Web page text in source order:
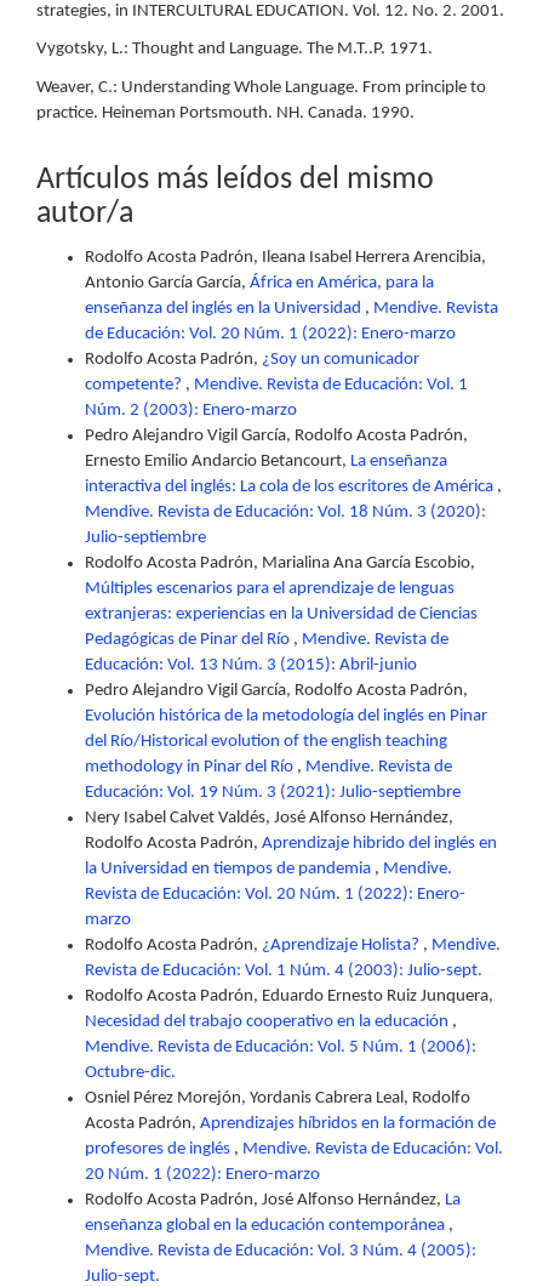
strategies, in INTERCULTURAL EDUCATION. Vol. 12. No. 2. 2001.
Vygotsky, L.: Thought and Language. The M.T..P. 1971.
Weaver, C.: Understanding Whole Language. From principle to
practice. Heineman Portsmouth. NH. Canada. 1990.
Artículos más leídos del mismo
autor/a
Rodolfo Acosta Padrón, Ileana Isabel Herrera Arencibia,
Antonio García García, África en América, para la
enseñanza del inglés en la Universidad , Mendive. Revista
de Educación: Vol. 20 Núm. 1 (2022): Enero-marzo
Rodolfo Acosta Padrón, ¿Soy un comunicador
competente? , Mendive. Revista de Educación: Vol. 1
Núm. 2 (2003): Enero-marzo
Pedro Alejandro Vigil García, Rodolfo Acosta Padrón,
Ernesto Emilio Andarcio Betancourt, La enseñanza
interactiva del inglés: La cola de los escritores de América ,
Mendive. Revista de Educación: Vol. 18 Núm. 3 (2020):
Julio-septiembre
Rodolfo Acosta Padrón, Marialina Ana García Escobio,
Múltiples escenarios para el aprendizaje de lenguas
extranjeras: experiencias en la Universidad de Ciencias
Pedagógicas de Pinar del Río , Mendive. Revista de
Educación: Vol. 13 Núm. 3 (2015): Abril-junio
Pedro Alejandro Vigil García, Rodolfo Acosta Padrón,
Evolución histórica de la metodología del inglés en Pinar
del Río/Historical evolution of the english teaching
methodology in Pinar del Río , Mendive. Revista de
Educación: Vol. 19 Núm. 3 (2021): Julio-septiembre
Nery Isabel Calvet Valdés, José Alfonso Hernández,
Rodolfo Acosta Padrón, Aprendizaje hibrido del inglés en
la Universidad en tiempos de pandemia , Mendive.
Revista de Educación: Vol. 20 Núm. 1 (2022): Enero-
marzo
Rodolfo Acosta Padrón, ¿Aprendizaje Holista? , Mendive.
Revista de Educación: Vol. 1 Núm. 4 (2003): Julio-sept.
Rodolfo Acosta Padrón, Eduardo Ernesto Ruiz Junquera,
Necesidad del trabajo cooperativo en la educación ,
Mendive. Revista de Educación: Vol. 5 Núm. 1 (2006):
Octubre-dic.
Osniel Pérez Morejón, Yordanis Cabrera Leal, Rodolfo
Acosta Padrón, Aprendizajes híbridos en la formación de
profesores de inglés , Mendive. Revista de Educación: Vol.
20 Núm. 1 (2022): Enero-marzo
Rodolfo Acosta Padrón, José Alfonso Hernández, La
enseñanza global en la educación contemporánea ,
Mendive. Revista de Educación: Vol. 3 Núm. 4 (2005):
Julio-sept.